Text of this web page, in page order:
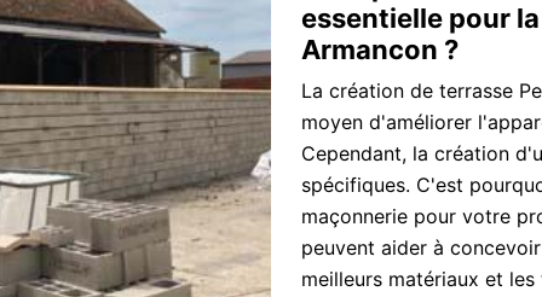
essentielle pour
Armancon ?
La création de terrasse
moyen d'améliorer
Cependant, la création
spécifiques. C'est
maçonnerie pour votre
peuvent aider à
meilleurs matériaux et